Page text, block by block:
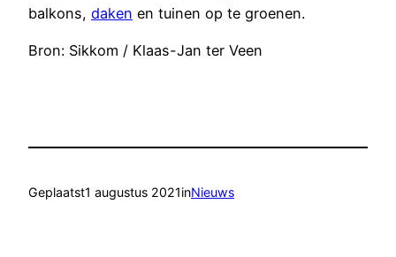
balkons, daken en tuinen op te groenen.
Bron: Sikkom / Klaas-Jan ter Veen
Geplaatst1 augustus 2021inNieuws